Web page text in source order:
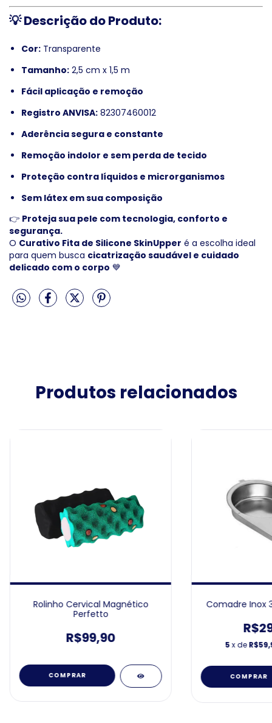
💡Descrição do Produto:
Cor: Transparente
Tamanho: 2,5 cm x 1,5 m
Fácil aplicação e remoção
Registro ANVISA: 82307460012
Aderência segura e constante
Remoção indolor e sem perda de tecido
Proteção contra líquidos e microrganismos
Sem látex em sua composição
👉 Proteja sua pele com tecnologia, conforto e
segurança.
O Curativo Fita de Silicone SkinUpper é a escolha ideal
para quem busca cicatrização saudável e cuidado
delicado com o corpo 💙
Produtos relacionados
Rolinho Cervical Magnético
Perfetto
R$99,90
COMPRAR
Comadre Inox
5 x de
COMPRAR